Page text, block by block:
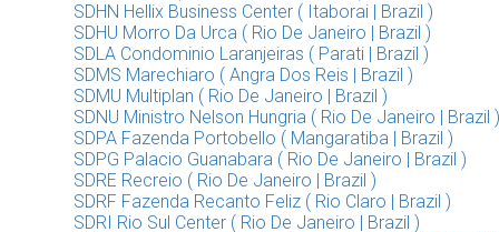
SDHN Hellix Business Center ( Itaborai | Brazil )
SDHU Morro Da Urca ( Rio De Janeiro | Brazil )
SDLA Condominio Laranjeiras ( Parati | Brazil )
SDMS Marechiaro ( Angra Dos Reis | Brazil )
SDMU Multiplan ( Rio De Janeiro | Brazil )
SDNU Ministro Nelson Hungria ( Rio De Janeiro | Brazil )
SDPA Fazenda Portobello ( Mangaratiba | Brazil )
SDPG Palacio Guanabara ( Rio De Janeiro | Brazil )
SDRE Recreio ( Rio De Janeiro | Brazil )
SDRF Fazenda Recanto Feliz ( Rio Claro | Brazil )
SDRI Rio Sul Center ( Rio De Janeiro | Brazil )